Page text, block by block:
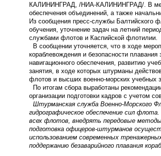
КАЛИНИНГРАД, /НИА-КАЛИНИНГРАД/. В
обеспечения объединений, а также
Из сообщения пресс-службы Балтийского
обучения, уточнение задач на летний
службами флотов и Каспийской флотилии.
В сообщении уточняется, что в ходе
кораблевождения и безопасности
навигационного обеспечения, развитию
занятия, в ходе которых штурманы
флотов и высших военно-морских учебных
По итогам сбора выработаны
организации подготовки кадров с учетом
Штурманская служба Военно-Морского
гидрографическое обеспечение сил
всех флотов, внедрять передовые
подготовка офицеров-штурманов
использованием современных
поддержанию безаварийного плавания